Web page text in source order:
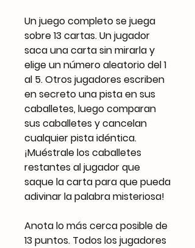
Un juego completo se juega
sobre 13 cartas. Un jugador
saca una carta sin mirarla y
elige un número aleatorio del 1
al 5. Otros jugadores escriben
en secreto una pista en sus
caballetes, luego comparan
sus caballetes y cancelan
cualquier pista idéntica.
¡Muéstrale los caballetes
restantes al jugador que
saque la carta para que pueda
adivinar la palabra misteriosa!
Anota lo más cerca posible de
13 puntos. Todos los jugadores